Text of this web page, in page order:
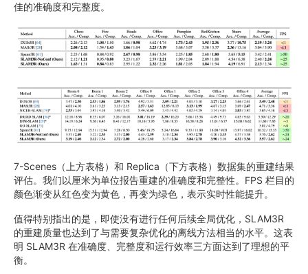
佳的准确度和完整度。
7-Scenes（上方表格）和 Replica（下方表格）数据集的重建结果
评估。我们以厘米为单位报告重建的准确度和完整性。FPS 栏目的
颜色渐变从红色变为黄色，再变为绿色，表示实时性能提升。
值得特别指出的是，即使没有进行任何后续全局优化，SLAM3R
的重建质量也达到了与需要复杂优化的离线方法相当的水平。这表
明 SLAM3R 在准确度、完整度和运行效率三方面达到了理想的平
衡。